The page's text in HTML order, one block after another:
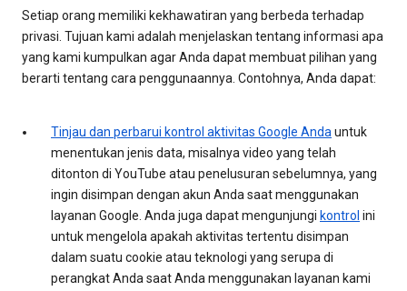
Setiap orang memiliki kekhawatiran yang berbeda terhadap
privasi. Tujuan kami adalah menjelaskan tentang informasi apa
yang kami kumpulkan agar Anda dapat membuat pilihan yang
berarti tentang cara penggunaannya. Contohnya, Anda dapat:
Tinjau dan perbarui kontrol aktivitas Google Andauntuk
menentukan jenis data, misalnya video yang telah
ditonton di YouTube atau penelusuran sebelumnya, yang
ingin disimpan dengan akun Anda saat menggunakan
layanan Google. Anda juga dapat mengunjungi kontrol ini
untuk mengelola apakah aktivitas tertentu disimpan
dalam suatu cookie atau teknologi yang serupa di
perangkat Anda saat Anda menggunakan layanan kami